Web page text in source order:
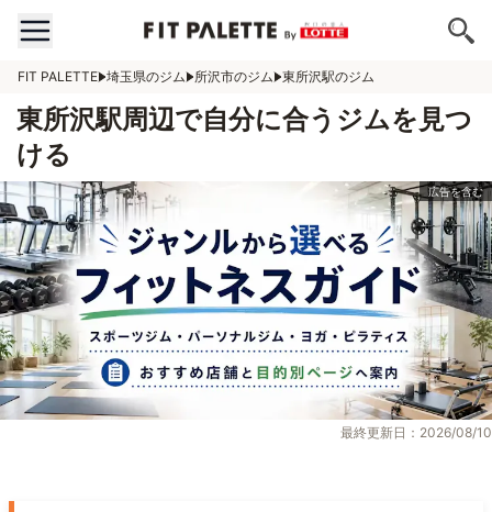
FIT PALETTE 埼玉県のジム 所沢市のジム 東所沢駅のジム
東所沢駅周辺で自分に合うジムを見つ
ける
最終更新日：2026/08/10